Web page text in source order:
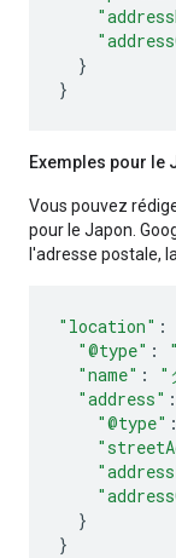
}
}
Exemples pour le
Vous pouvez
pour le Japon.
l'adresse postale,
"location" :
"@type" :
"name" : "
"address" :
"@type" :
}
}